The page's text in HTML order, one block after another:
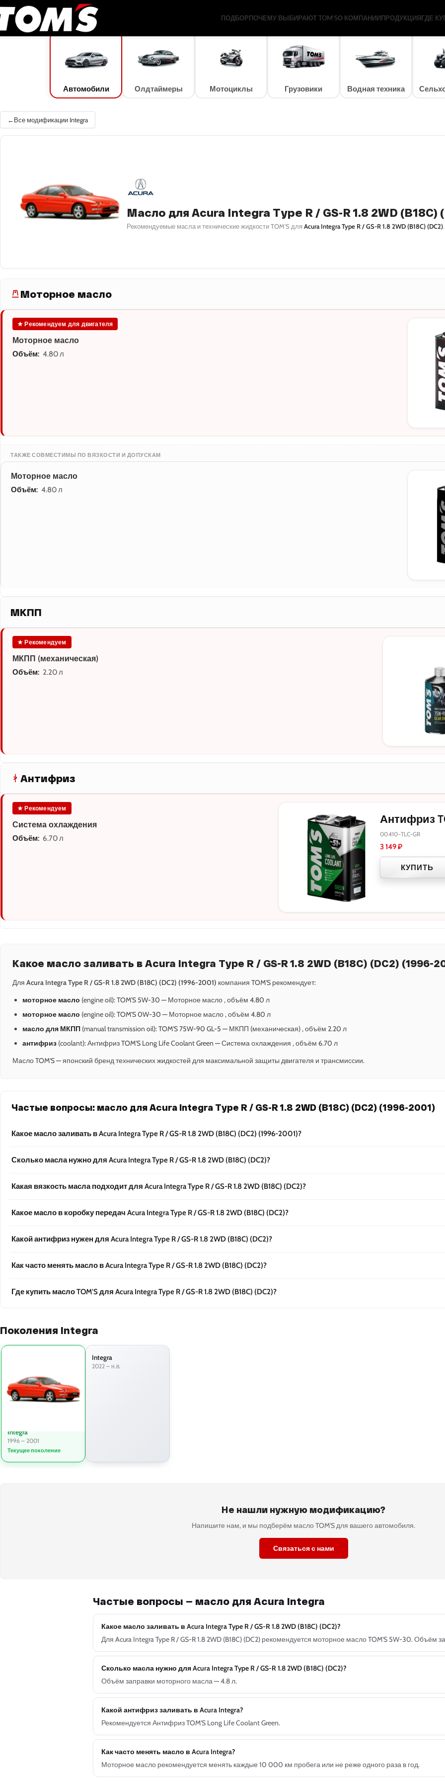
ПОДБОРПОЧЕМУ ВЫБИРАЮТ TOM’SО КОМПАНИИПРОДУКЦИЯ
5W-30 C3
5W-30 DL-1
0W-20 PAO
0W-20
0W-30 DL-1
ГДЕ
TOM'S Oil /Подбор масла /Автомобили
Автомобили Олдтаймеры Мотоциклы Грузовики Водная техника
Все модификации Integra
Масло для Acura Integra Type R / GS-R 1.8 2WD (B18C)
Рекомендуемые масла и технические жидкости TOM'S для Acura Integra Type R / GS-R 1.8 2WD (B18C) (DC2)
Моторное масло
★ Рекомендуем для двигателя
Моторное масло
Объём: 4.80 л
ТАКЖЕ СОВМЕСТИМЫ ПО ВЯЗКОСТИ И ДОПУСКАМ
Моторное масло
Объём: 4.80 л
МКПП
★ Рекомендуем
МКПП (механическая)
Объём: 2.20 л
Антифриз
★ Рекомендуем
Система охлаждения
Объём: 6.70 л
Антифриз
00410-TLC-GR
3 149₽
КУПИТЬ
Какое масло заливать в Acura Integra Type R / GS-R 1.8 2WD (B18C) (DC2) (1996-
Для Acura Integra Type R / GS-R 1.8 2WD (B18C) (DC2) (1996-2001) компания TOM'S рекомендует:
моторное масло (engine oil): TOM'S 5W-30 — Моторное масло , объём 4.80 л
моторное масло (engine oil): TOM'S 0W-30 — Моторное масло , объём 4.80 л
масло для МКПП (manual transmission oil): TOM'S 75W-90 GL-5 — МКПП (механическая) , объём 2.20 л
антифриз (coolant): Антифриз TOM'S Long Life Coolant Green — Система охлаждения , объём 6.70 л
Масло TOM'S — японский бренд технических жидкостей для максимальной защиты двигателя и трансмиссии.
Частые вопросы: масло для Acura Integra Type R / GS-R 1.8 2WD (B18C) (DC2) (1996-2001)
Какое масло заливать в Acura Integra Type R / GS-R 1.8 2WD (B18C) (DC2) (1996-2001)?
Сколько масла нужно для Acura Integra Type R / GS-R 1.8 2WD (B18C) (DC2)?
Какая вязкость масла подходит для Acura Integra Type R / GS-R 1.8 2WD (B18C) (DC2)?
Какое масло в коробку передач Acura Integra Type R / GS-R 1.8 2WD (B18C) (DC2)?
Какой антифриз нужен для Acura Integra Type R / GS-R 1.8 2WD (B18C) (DC2)?
Как часто менять масло в Acura Integra Type R / GS-R 1.8 2WD (B18C) (DC2)?
Где купить масло TOM'S для Acura Integra Type R / GS-R 1.8 2WD (B18C) (DC2)?
Поколения Integra
Integra
1996 – 2001
Текущее поколение
Integra
2022 – н.в.
Не нашли нужную модификацию?
Напишите нам, и мы подберём масло TOM'S для вашего автомобиля.
Связаться с нами
Частые вопросы — масло для Acura Integra
Какое масло заливать в Acura Integra Type R / GS-R 1.8 2WD (B18C) (DC2)?
Для Acura Integra Type R / GS-R 1.8 2WD (B18C) (DC2) рекомендуется моторное масло TOM'S 5W-30. Объём
Сколько масла нужно для Acura Integra Type R / GS-R 1.8 2WD (B18C) (DC2)?
Объём заправки моторного масла — 4.8 л.
Какой антифриз заливать в Acura Integra?
Рекомендуется Антифриз TOM'S Long Life Coolant Green.
Как часто менять масло в Acura Integra?
Моторное масло рекомендуется менять каждые 10 000 км пробега или не реже одного раза в год.